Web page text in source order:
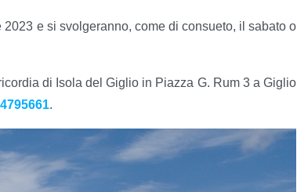
e si svolgeranno, come di consueto, il sabato o
di Isola del Giglio in Piazza G. Rum 3 a Giglio
.